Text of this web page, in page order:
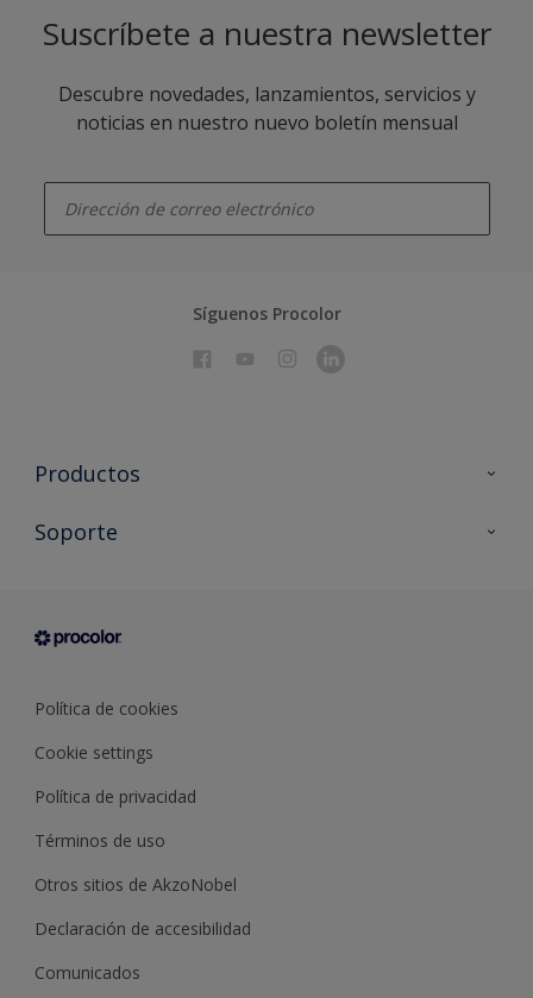
Suscríbete a nuestra newsletter
Descubre novedades, lanzamientos, servicios y
noticias en nuestro nuevo boletín mensual
Síguenos Procolor
Productos
Todos los productos
Condiciones generales de venta
Soporte
Sobre Procolor
Política de cookies
Cookie settings
Política de privacidad
Términos de uso
Otros sitios de AkzoNobel
Declaración de accesibilidad
Comunicados